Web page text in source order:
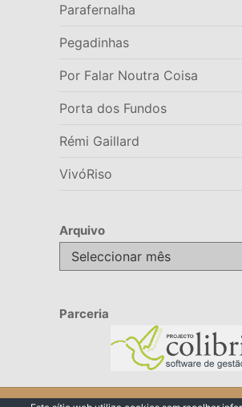
Parafernalha
Pegadinhas
Por Falar Noutra Coisa
Porta dos Fundos
Rémi Gaillard
VivóRiso
Arquivo
Arquivo
Parceria